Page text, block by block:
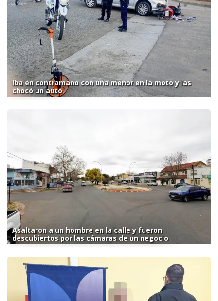
Iba en contramano con una menor en la moto y las
chocó un auto
Asaltaron a un hombre en la calle y fueron
descubiertos por las cámaras de un negocio